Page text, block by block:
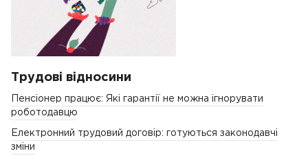
Трудові відносини
Пенсіонер працює: Які гарантії не можна ігнорувати
роботодавцю
Електронний трудовий договір: готуються законодавчі
зміни